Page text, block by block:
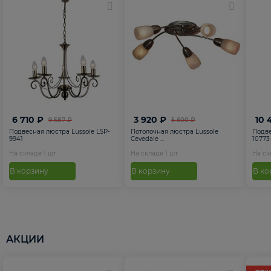
9 587 ₽
6 710 ₽
Подвесная люстра Lussole LSP-
9941
На складе 1 шт
В корзину
5 600 ₽
3 920 ₽
Потолочная люстра Lussole
Cevedale ...
На складе 1 шт
В корзину
10
10773
На
В
АКЦИИ